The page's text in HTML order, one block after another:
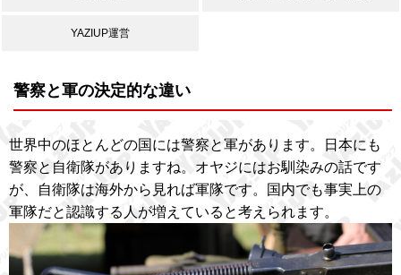
YAZIUP運営
警察と軍の決定的な違い
世界中のほとんどの国には警察と軍があります。日本にも
警察と自衛隊がありますね。オヤジにはお馴染みの話です
が、自衛隊は海外から見れば軍隊です。国内でも事実上の
軍隊だと認識する人が増えていると考えられます。